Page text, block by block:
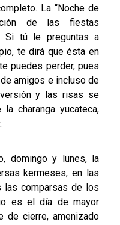
La “Noche de
de las fiestas
Si tú le preguntas a
te dirá que ésta en
puedes perder, pues
amigos e incluso de
y las risas se
charanga yucateca,
domingo y lunes, la
kermeses, en las
las comparsas de los
es el día de mayor
de cierre, amenizado